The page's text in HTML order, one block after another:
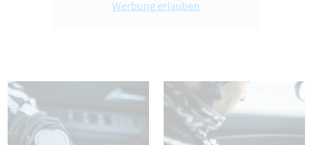
Werbung erlauben